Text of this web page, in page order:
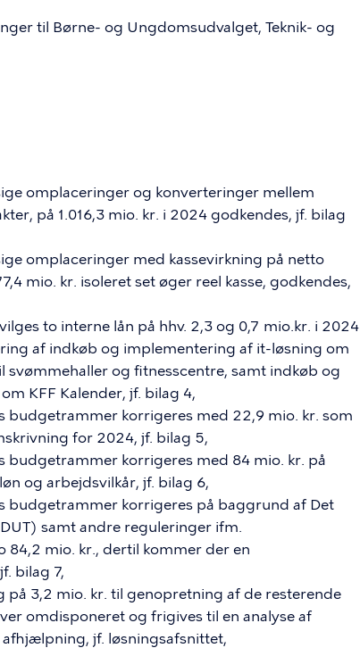
til Børne- og Ungdomsudvalget, Teknik- og
omplaceringer og konverteringer mellem
på 1.016,3 mio. kr. i 2024 godkendes, jf. bilag
omplaceringer med kassevirkning på netto
mio. kr. isoleret set øger reel kasse, godkendes,
to interne lån på hhv. 2,3 og 0,7 mio.kr. i 2024
af indkøb og implementering af it-løsning om
og fitnesscentre, samt indkøb og
KFF Kalender, jf. bilag 4,
budgetrammer korrigeres med 22,9 mio. kr. som
for 2024, jf. bilag 5,
budgetrammer korrigeres med 84 mio. kr. på
og arbejdsvilkår, jf. bilag 6,
budgetrammer korrigeres på baggrund af Det
samt andre reguleringer ifm.
mio. kr., dertil kommer der en
bilag 7,
3,2 mio. kr. til genopretning af de resterende
omdisponeret og frigives til en analyse af
jf. løsningsafsnittet,